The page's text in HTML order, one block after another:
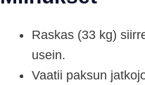
Raskas (33 kg)
usein.
Vaatii paksun